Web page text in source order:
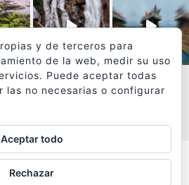
y fotografías de
y de terceros para
de la web, medir su uso
Puede aceptar todas
las no necesarias o configurar
Aceptar todo
Rechazar